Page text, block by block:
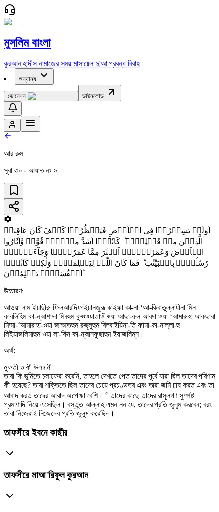
মুসলিম বাংলা
কুরআন হাদীস নামাজের সময় মাসায়েল দু'আ প্রবন্ধ বিবাহ
অন্যান্য
ডোনেশন ডাউনলোড
আর রুম
সূরা ৩০ - আয়াত নং ৯
اَوَلَمۡ یَسِیۡرُوۡا فِی الۡاَرۡضِ فَیَنۡظُرُوۡا کَیۡفَ کَانَ عَاقِبَۃُ
الَّذِیۡنَ مِنۡ قَبۡلِہِمۡ ؕ کَانُوۡۤا اَشَدَّ مِنۡہُمۡ قُوَّۃً وَّاَثَارُوا
الۡاَرۡضَ وَعَمَرُوۡہَاۤ اَکۡثَرَ مِمَّا عَمَرُوۡہَا وَجَآءَتۡہُمۡ
رُسُلُہُمۡ بِالۡبَیِّنٰتِ ؕ فَمَا کَانَ اللّٰہُ لِیَظۡلِمَہُمۡ وَلٰکِنۡ کَانُوۡۤا
اَنۡفُسَہُمۡ یَظۡلِمُوۡنَ ؕ
উচ্চারণ:
আওয়া লাম ইয়াছীরূ ফিলআরদিফাইয়ানজুরূ কাইফা কা-না ‘আ-কিবাতুল্লাযীনা মিন
কাবলিহিম কা-নূআশাদ্দা মিনহুম কুওওয়াতাওঁ ওয়া আছা-রুল আরদা ওয়া ‘আমারূহা আকছারা
মিম্মা-‘আমারূহা-ওয়া জাআতহুম রুছুলুহুম বিলবাইয়িনা-তি ফামা-কা-নাল্লা-হু
লিইয়াজলিমাহুম ওয়া লা-কিন কা-নূআনফুছাহুম ইয়াজলিমূন।
অর্থ:
মুফতী তাকী উসমানী
তারা কি ভূমিতে চলাফেরা করেনি, তাহলে দেখতে পেত তাদের পূর্বে যারা ছিল তাদের পরিণাম
কী হয়েছে? তারা শক্তিতে ছিল তাদের চেয়ে প্রচণ্ডতর এবং তারা জমি চাষ করত এবং তা
আবাদ করত তাদের আবাদ অপেক্ষা বেশি। ৫ তাদের কাছে তাদের রাসূলগণ সুস্পষ্ট
প্রমাণাদি নিয়ে এসেছিল। বস্তুত আল্লাহ এমন নন যে, তাদের প্রতি জুলুম করবেন; বরং
তারা নিজেরাই নিজেদের প্রতি জুলুম করেছিল।
তাফসীরে ইবনে কাছীর
তাফসীরে মাআ'রিফুল কুরআন